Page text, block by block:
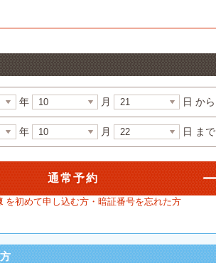
年 月 日 から
年 月 日 まで
を初めて申し込む方・暗証番号を忘れた方